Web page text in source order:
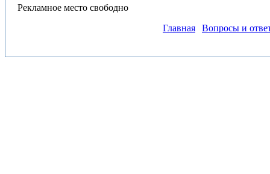
Рекламное место свободно
Главная
Вопросы и